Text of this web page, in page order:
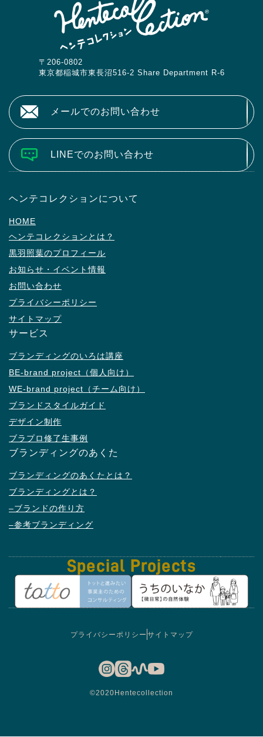
〒206-0802
東京都稲城市東長沼516-2 Share Department R-6
メールでのお問い合わせ
LINEでのお問い合わせ
ヘンテコレクションについて
HOME
ヘンテコレクションとは？
黒羽照葉のプロフィール
お知らせ・イベント情報
お問い合わせ
プライバシーポリシー
サイトマップ
サービス
ブランディングのいろは講座
BE-brand project（個人向け）
WE-brand project（チーム向け）
ブランドスタイルガイド
デザイン制作
ブラプロ修了生事例
ブランディングのあくた
ブランディングのあくたとは？
ブランディングとは？
–ブランドの作り方
–参考ブランディング
Special Projects
プライバシーポリシー サイトマップ
©2020Hentecollection